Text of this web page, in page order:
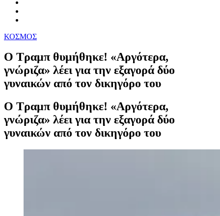
ΚΟΣΜΟΣ
Ο Τραμπ θυμήθηκε! «Αργότερα,
γνώριζα» λέει για την εξαγορά δύο
γυναικών από τον δικηγόρο του
Ο Τραμπ θυμήθηκε! «Αργότερα,
γνώριζα» λέει για την εξαγορά δύο
γυναικών από τον δικηγόρο του